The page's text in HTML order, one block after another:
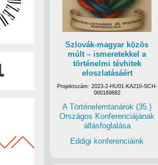
Szlovák-magyar közös
múlt – ismeretekkel a
történelmi tévhitek
eloszlatásáért
Projektszám: 2023-2-HU01-KA210-SCH-
000169882
A Történelemtanárok (35.)
Országos Konferenciájának
állásfoglalása
Eddigi konferenciáink